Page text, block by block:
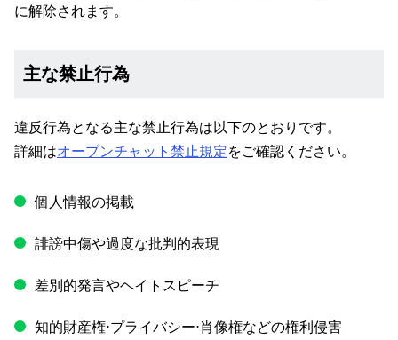
に解除されます。
主な禁止行為
違反行為となる主な禁止行為は以下のとおりです。
詳細はオープンチャット禁止規定をご確認ください。
個人情報の掲載
誹謗中傷や過度な批判的表現
差別的発言やヘイトスピーチ
知的財産権⋅プライバシー⋅肖像権などの権利侵害